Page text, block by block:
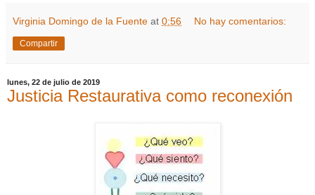
Virginia Domingo de la Fuente at 0:56 No hay comentarios:
Compartir
lunes, 22 de julio de 2019
Justicia Restaurativa como reconexión